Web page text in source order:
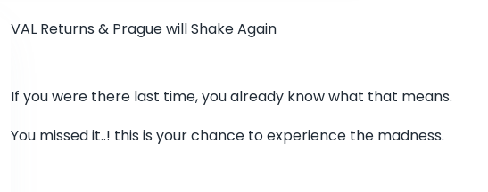
VAL Returns & Prague will Shake Again
If you were there last time, you already know what that means.
You missed it..! this is your chance to experience the madness.